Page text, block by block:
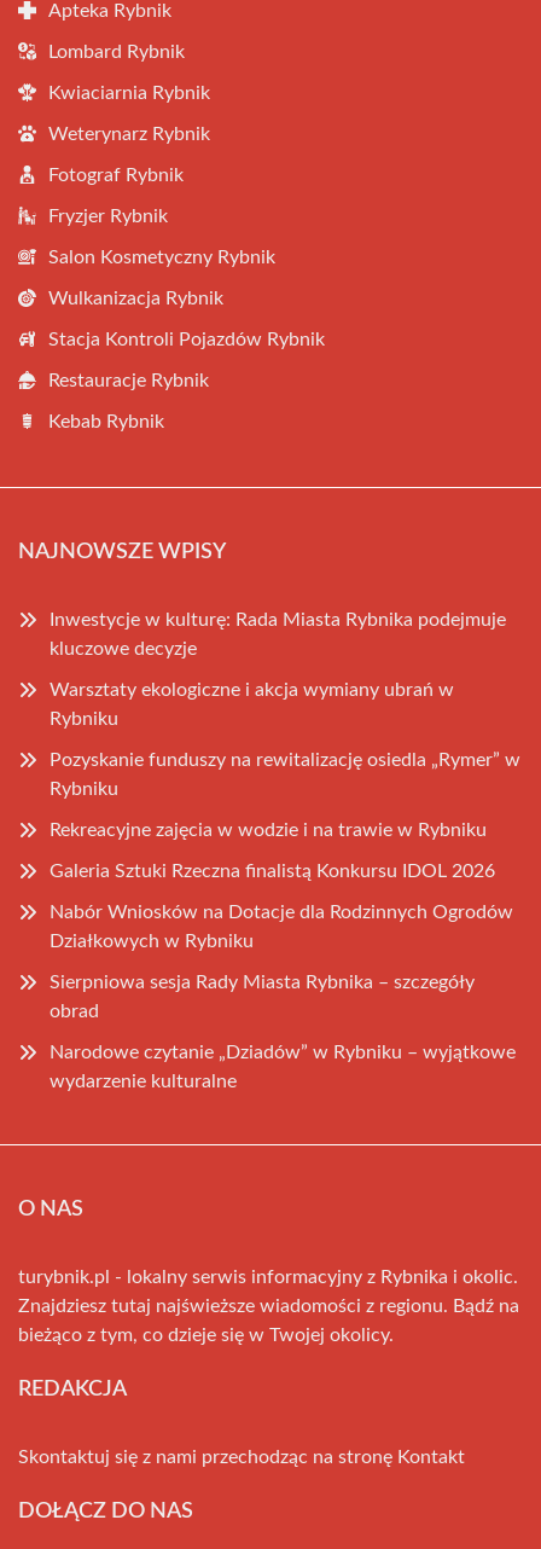
Apteka Rybnik
Lombard Rybnik
Kwiaciarnia Rybnik
Weterynarz Rybnik
Fotograf Rybnik
Fryzjer Rybnik
Salon Kosmetyczny Rybnik
Wulkanizacja Rybnik
Stacja Kontroli Pojazdów Rybnik
Restauracje Rybnik
Kebab Rybnik
NAJNOWSZE WPISY
Inwestycje w kulturę: Rada Miasta Rybnika podejmuje
kluczowe decyzje
Warsztaty ekologiczne i akcja wymiany ubrań w
Rybniku
Pozyskanie funduszy na rewitalizację osiedla „Rymer” w
Rybniku
Rekreacyjne zajęcia w wodzie i na trawie w Rybniku
Galeria Sztuki Rzeczna finalistą Konkursu IDOL 2026
Nabór Wniosków na Dotacje dla Rodzinnych Ogrodów
Działkowych w Rybniku
Sierpniowa sesja Rady Miasta Rybnika – szczegóły
obrad
Narodowe czytanie „Dziadów” w Rybniku – wyjątkowe
wydarzenie kulturalne
O NAS
turybnik.pl - lokalny serwis informacyjny z Rybnika i okolic.
Znajdziesz tutaj najświeższe wiadomości z regionu. Bądź na
bieżąco z tym, co dzieje się w Twojej okolicy.
REDAKCJA
Skontaktuj się z nami przechodząc na stronę Kontakt
DOŁĄCZ DO NAS